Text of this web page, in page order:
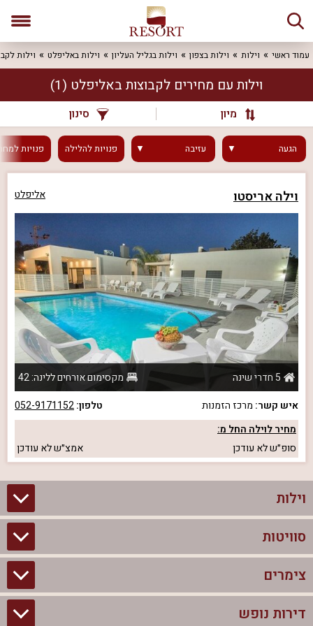
עמוד ראשי וילות וילות בצפון וילות בגליל העליון וילות באליפלט וילות
וילות עם מחירים לקבוצות באליפלט (1)
מיון סינון
הגעה עזיבה פנויותלהלילה פנויות
וילה אריסטו אליפלט
5 חדרי שינה
מקסימום אורחים ללינה: 42
איש קשר: מרכז הזמנות טלפון:052-9171152
מחיר לוילה החל מ:
סופ״שלא עודכן אמצ״שלא עודכן
וילות
וילות בצפון
וילות להשכרה
סוויטות
סוויטות בצפון
צימרים לזוגות עם בריכה פרטית
צימרים
צימרים בצפון
דירות נופש